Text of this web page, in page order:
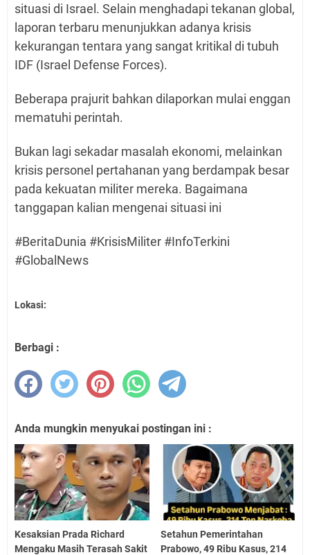
situasi di Israel. Selain menghadapi tekanan global,
laporan terbaru menunjukkan adanya krisis
kekurangan tentara yang sangat kritikal di tubuh
IDF (Israel Defense Forces).
Beberapa prajurit bahkan dilaporkan mulai enggan
mematuhi perintah.
​Bukan lagi sekadar masalah ekonomi, melainkan
krisis personel pertahanan yang berdampak besar
pada kekuatan militer mereka. Bagaimana
tanggapan kalian mengenai situasi ini
​#BeritaDunia #KrisisMiliter #InfoTerkini
#GlobalNews
Lokasi:
Berbagi :
Anda mungkin menyukai postingan ini :
Kesaksian Prada Richard
Mengaku Masih Terasah Sakit
Setahun Pemerintahan
Prabowo, 49 Ribu Kasus, 214